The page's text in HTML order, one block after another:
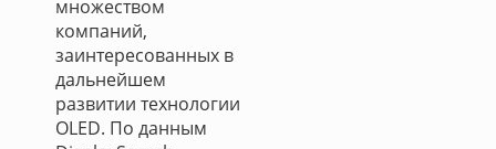
множеством
компаний,
заинтересованных в
дальнейшем
развитии технологии
OLED. По данным